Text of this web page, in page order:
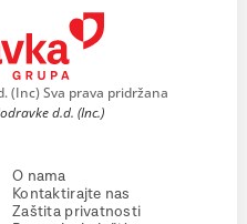
(Inc) Sva prava pridržana
d.d. (Inc.)
O nama
Kontaktirajte nas
Zaštita privatnosti